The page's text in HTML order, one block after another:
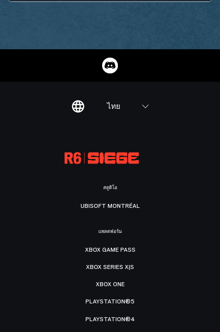
ไทย
สตูดิโอ
UBISOFT MONTRÉAL
แพลตฟอร์ม
XBOX GAME PASS
XBOX SERIES X|S
XBOX ONE
PLAYSTATION®5
PLAYSTATION®4